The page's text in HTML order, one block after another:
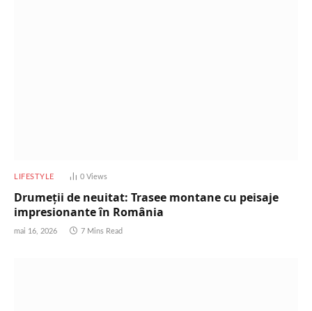
LIFESTYLE 0 Views
Drumeții de neuitat: Trasee montane cu peisaje
impresionante în România
mai 16, 2026 7 Mins Read